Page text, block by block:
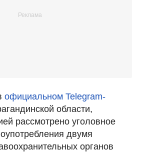
официальном Telegram-
области,
рассмотрено уголовное
двумя
органов